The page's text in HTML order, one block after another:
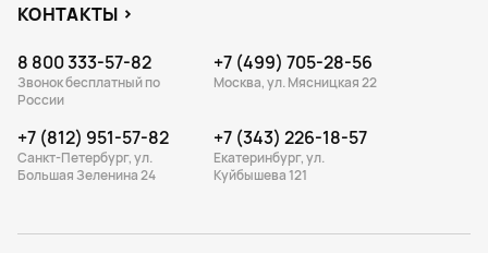
КОНТАКТЫ
8 800 333-57-82
Звонок бесплатный по
России
+7 (499) 705-28-56
Москва, ул. Мясницкая 22
+7 (812) 951-57-82
Санкт-Петербург, ул.
Большая Зеленина 24
+7 (343) 226-18-57
Екатеринбург, ул.
Куйбышева 121